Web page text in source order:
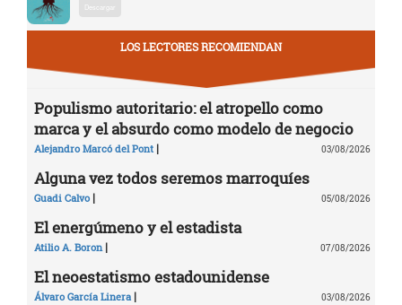
Descargar
LOS LECTORES RECOMIENDAN
Populismo autoritario: el atropello como
marca y el absurdo como modelo de negocio
Alejandro Marcó del Pont | 03/08/2026
Alguna vez todos seremos marroquíes
Guadi Calvo | 05/08/2026
El energúmeno y el estadista
Atilio A. Boron| 07/08/2026
El neoestatismo estadounidense
Álvaro García Linera| 03/08/2026